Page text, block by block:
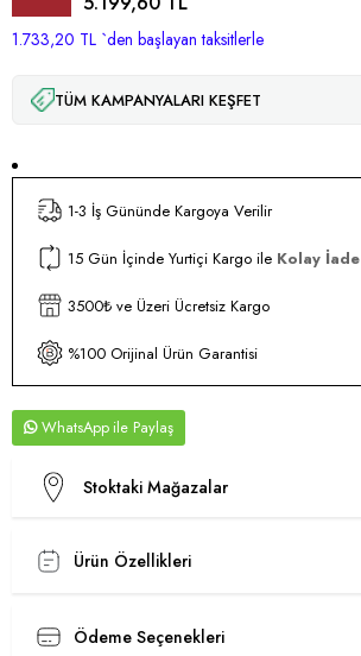
İndirim
1.733,20 TL `den başlayan taksitlerle
TÜM KAMPANYALARI KEŞFET
1-3 İş Gününde Kargoya Verilir
15 Gün İçinde Yurtiçi Kargo ile Kolay İade
3500₺ ve Üzeri Ücretsiz Kargo
%100 Orijinal Ürün Garantisi
WhatsApp
Stoktaki Mağazalar
Ürün Özellikleri
Ödeme Seçenekleri